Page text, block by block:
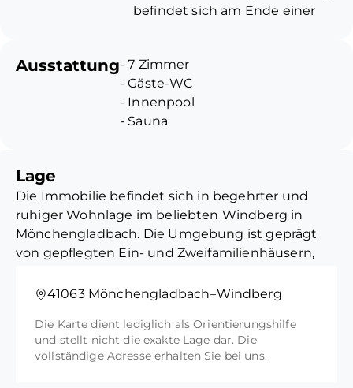
befindet sich am Ende einer
außergewöhnliches
Raumangebot und hohen
Wohnkomfort.
vielfältige
Nutzungsmöglichkeiten für
Familien, das Homeoffice oder
Mehrgenerationenwohnen
großzügigen Innenpool und
eine Sauna und bietet damit
Ausstattung- 7 Zimmer
- Gäste-WC
- Innenpool
- Sauna
- Balkon
- Einliegerwohnung
Lage
Die Immobilie befindet sich in begehrter und
ruhiger Wohnlage im beliebten Windberg in
Mönchengladbach. Die Umgebung ist geprägt
von gepflegten Ein- und Zweifamilienhäusern,
angenehmen Nachbarschaft  ideal für Familien
Trotz der ruhigen Lage profitieren Sie von einer
hervorragenden Infrastruktur:
41063 Mönchengladbach–Windberg
Die Karte dient lediglich als Orientierungshilfe
und stellt nicht die exakte Lage dar. Die
vollständige Adresse erhalten Sie bei uns.